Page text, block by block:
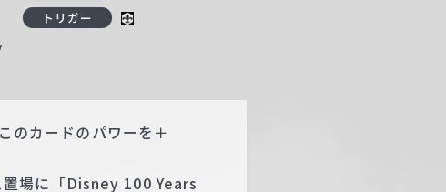
トリガー
のカードのパワーを＋
置場に「Disney 100 Years